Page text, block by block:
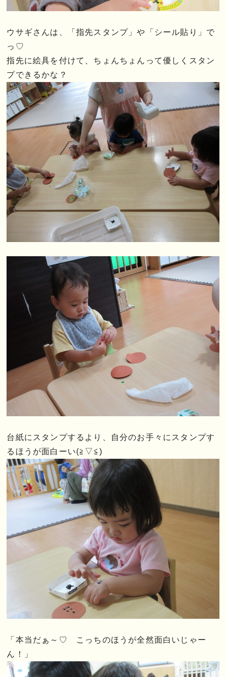
ウサギさんは、「指先スタンプ」や「シール貼り」で
っ♡
指先に絵具を付けて、ちょんちょんって優しくスタン
プできるかな？
台紙にスタンプするより、自分のお手々にスタンプす
るほうが面白ーい(≧▽≦)
「本当だぁ～♡ こっちのほうが全然面白いじゃー
ん！」